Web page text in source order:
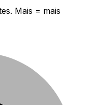
Mais = mais